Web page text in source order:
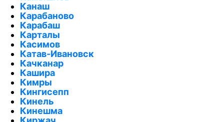
Канаш
Карабаново
Карабаш
Карталы
Касимов
Катав-Ивановск
Качканар
Кашира
Кимры
Кингисепп
Кинель
Кинешма